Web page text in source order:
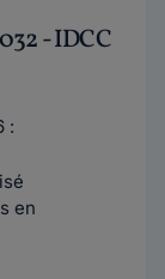
- IDCC
:
en